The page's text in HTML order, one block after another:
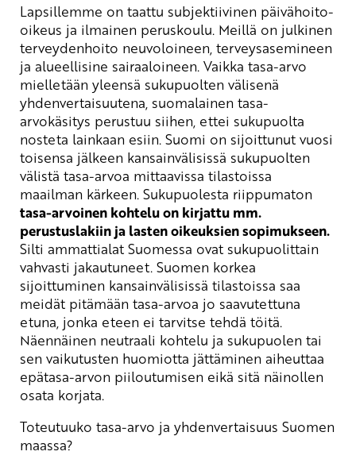
Lapsillemme on taattu subjektiivinen päivähoito-
oikeus ja ilmainen peruskoulu. Meillä on julkinen
terveydenhoito neuvoloineen, terveysasemineen
ja alueellisine sairaaloineen. Vaikka tasa-arvo
mielletään yleensä sukupuolten välisenä
yhdenvertaisuutena, suomalainen tasa-
arvokäsitys perustuu siihen, ettei sukupuolta
nosteta lainkaan esiin. Suomi on sijoittunut vuosi
toisensa jälkeen kansainvälisissä sukupuolten
välistä tasa-arvoa mittaavissa tilastoissa
maailman kärkeen. Sukupuolesta riippumaton
tasa-arvoinen kohtelu on kirjattu mm.
perustuslakiin ja lasten oikeuksien sopimukseen.
Silti ammattialat Suomessa ovat sukupuolittain
vahvasti jakautuneet. Suomen korkea
sijoittuminen kansainvälisissä tilastoissa saa
meidät pitämään tasa-arvoa jo saavutettuna
etuna, jonka eteen ei tarvitse tehdä töitä.
Näennäinen neutraali kohtelu ja sukupuolen tai
sen vaikutusten huomiotta jättäminen aiheuttaa
epätasa-arvon piiloutumisen eikä sitä näinollen
osata korjata.
Toteutuuko tasa-arvo ja yhdenvertaisuus Suomen
maassa?